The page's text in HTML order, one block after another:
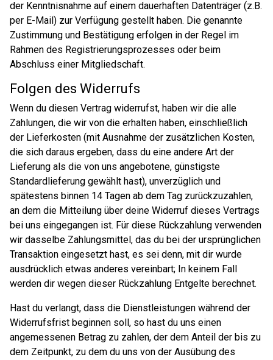
der Kenntnisnahme auf einem dauerhaften Datenträger (z.B.
per E-Mail) zur Verfügung gestellt haben. Die genannte
Zustimmung und Bestätigung erfolgen in der Regel im
Rahmen des Registrierungsprozesses oder beim
Abschluss einer Mitgliedschaft.
Folgen des Widerrufs
Wenn du diesen Vertrag widerrufst, haben wir die alle
Zahlungen, die wir von die erhalten haben, einschließlich
der Lieferkosten (mit Ausnahme der zusätzlichen Kosten,
die sich daraus ergeben, dass du eine andere Art der
Lieferung als die von uns angebotene, günstigste
Standardlieferung gewählt hast), unverzüglich und
spätestens binnen 14 Tagen ab dem Tag zurückzuzahlen,
an dem die Mitteilung über deine Widerruf dieses Vertrags
bei uns eingegangen ist. Für diese Rückzahlung verwenden
wir dasselbe Zahlungsmittel, das du bei der ursprünglichen
Transaktion eingesetzt hast, es sei denn, mit dir wurde
ausdrücklich etwas anderes vereinbart; In keinem Fall
werden dir wegen dieser Rückzahlung Entgelte berechnet.
Hast du verlangt, dass die Dienstleistungen während der
Widerrufsfrist beginnen soll, so hast du uns einen
angemessenen Betrag zu zahlen, der dem Anteil der bis zu
dem Zeitpunkt, zu dem du uns von der Ausübung des